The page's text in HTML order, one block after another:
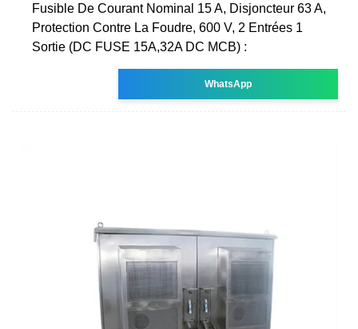
Fusible De Courant Nominal 15 A, Disjoncteur 63 A,
Protection Contre La Foudre, 600 V, 2 Entrées 1
Sortie (DC FUSE 15A,32A DC MCB) :
WhatsApp